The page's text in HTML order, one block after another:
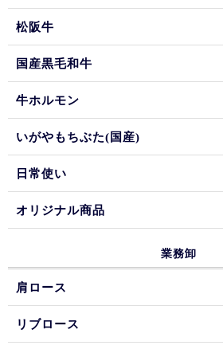
松阪牛
国産黒毛和牛
牛ホルモン
いがやもちぶた(国産)
日常使い
オリジナル商品
業務卸
肩ロース
リブロース